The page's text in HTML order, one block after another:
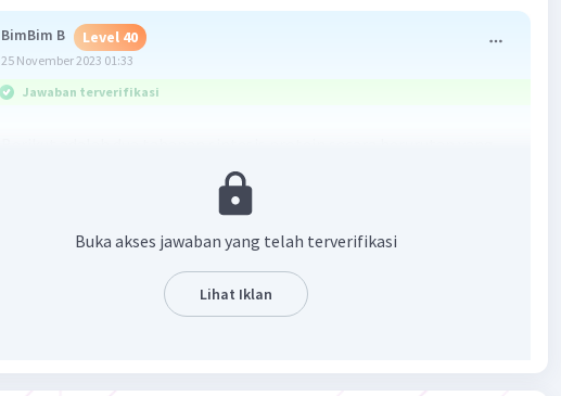
BimBim B Level 40
25 November 2023 01:33
Jawaban terverifikasi
DNA-RNA-protein
Transkripsi adalah proses di mana informasi genetik dari DNA
disalin menjadi molekul RNA. Ini terjadi di dalam inti sel pada
Buka akses jawaban yang telah terverifikasi
Lihat Iklan